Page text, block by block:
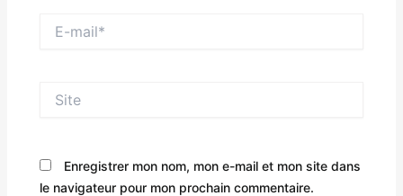
mail*
Enregistrer mon nom, mon e-mail et mon site dans
le navigateur pour mon prochain commentaire.